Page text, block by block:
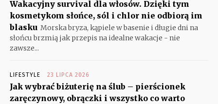
Wakacyjny survival dla włosów. Dzięki tym
kosmetykom słońce, sól i chlor nie odbiorą im
blasku Morska bryza, kąpiele w basenie i długie dni na
słońcu brzmią jak przepis na idealne wakacje - nie
zawsze...
LIFESTYLE 23 LIPCA 2026
Jak wybrać biżuterię na ślub – pierścionek
zaręczynowy, obrączki i wszystko co warto